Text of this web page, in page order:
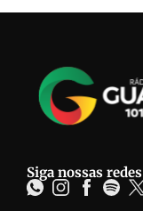
Siga nossas redes